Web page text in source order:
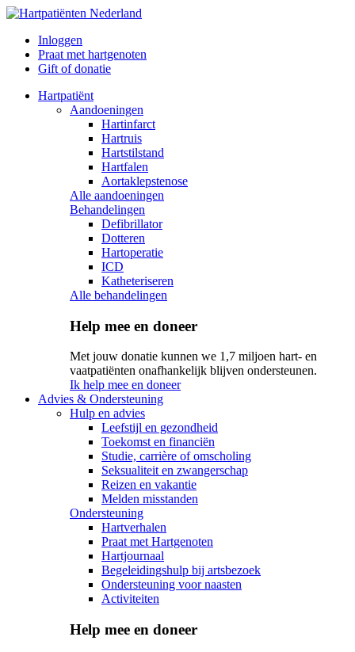
Inloggen
Praat met hartgenoten
Gift of donatie
Hartpatiënt
Aandoeningen
Hartinfarct
Hartruis
Hartstilstand
Hartfalen
Aortaklepstenose
Alle aandoeningen
Behandelingen
Defibrillator
Dotteren
Hartoperatie
ICD
Katheteriseren
Alle behandelingen
Help mee en doneer
Met jouw donatie kunnen we 1,7 miljoen hart- en
vaatpatiënten onafhankelijk blijven ondersteunen.
Ik help mee en doneer
Advies & Ondersteuning
Hulp en advies
Leefstijl en gezondheid
Toekomst en financiën
Studie, carrière of omscholing
Seksualiteit en zwangerschap
Reizen en vakantie
Melden misstanden
Ondersteuning
Hartverhalen
Praat met Hartgenoten
Hartjournaal
Begeleidingshulp bij artsbezoek
Ondersteuning voor naasten
Activiteiten
Help mee en doneer